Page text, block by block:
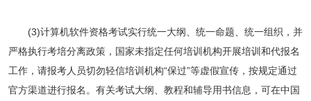
(3)计算机软件资格考试实行统一大纲、统一命题、统一组织，并
严格执行考培分离政策，国家未指定任何培训机构开展培训和代报名
工作，请报考人员切勿轻信培训机构“保过”等虚假宣传，按规定通过
官方渠道进行报名。有关考试大纲、教程和辅导用书信息，可在中国